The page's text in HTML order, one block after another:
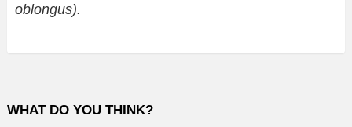
oblongus).
WHAT DO YOU THINK?